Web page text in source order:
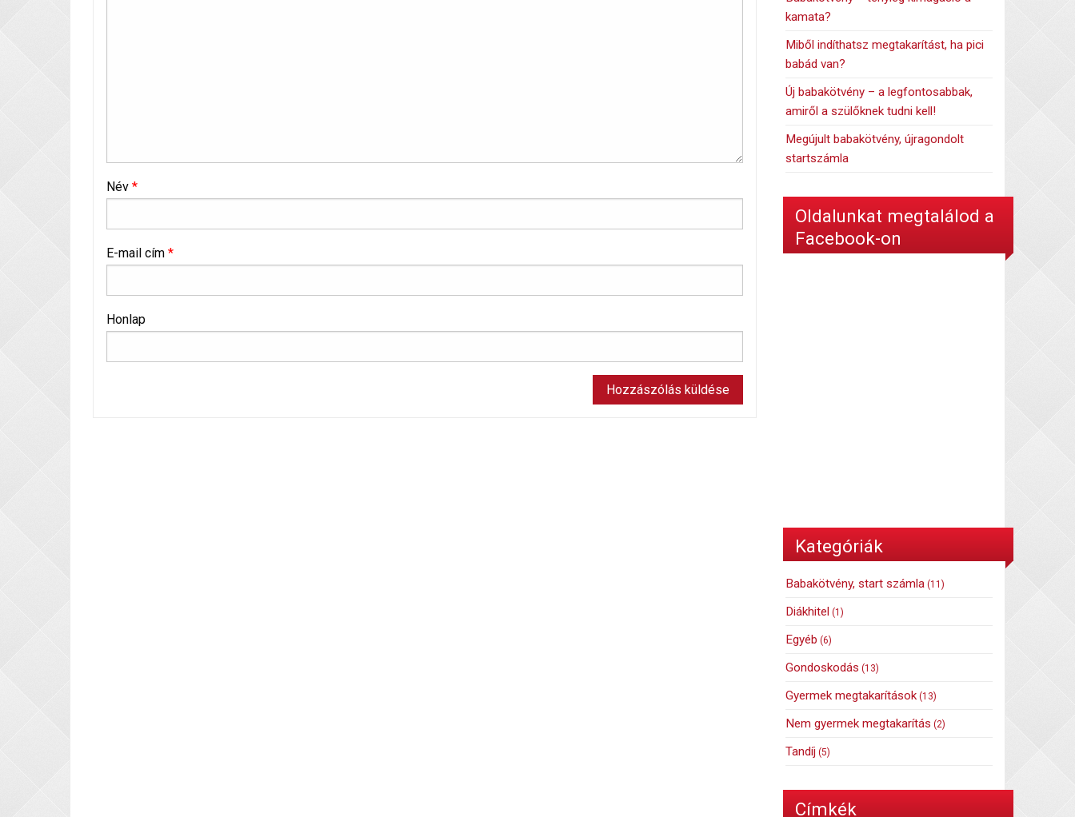
Név *
E-mail cím *
Honlap
kamata?
Miből indíthatsz megtakarítást, ha pici
babád van?
Új babakötvény – a legfontosabbak,
amiről a szülőknek tudni kell!
Megújult babakötvény, újragondolt
startszámla
Oldalunkat megtalálod a
Facebook-on
Kategóriák
Babakötvény, start számla (11)
Diákhitel (1)
Egyéb (6)
Gondoskodás (13)
Gyermek megtakarítások (13)
Nem gyermek megtakarítás (2)
Tandíj (5)
Címkék